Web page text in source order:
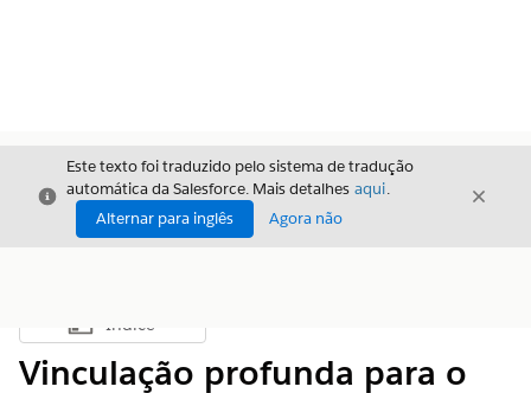
Fechar
Este texto foi traduzido pelo sistema de tradução
automática da Salesforce. Mais detalhes aqui.
Alternar para inglês
Agora não
Fechar
Mostrar índice
Índice
Vinculação profunda para o